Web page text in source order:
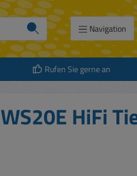
Navigation
Rufen Sie gerne an
HiFi